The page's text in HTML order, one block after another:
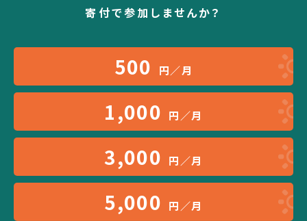
寄付で参加しませんか？
500 円／月
1,000 円／月
3,000 円／月
5,000 円／月